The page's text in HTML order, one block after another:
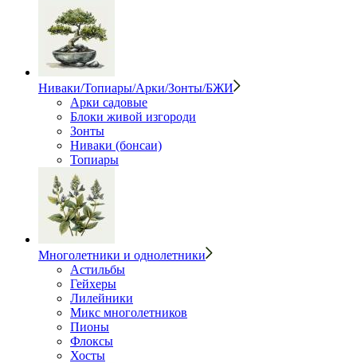
Ниваки/Топиары/Арки/Зонты/БЖИ
Арки садовые
Блоки живой изгороди
Зонты
Ниваки (бонсаи)
Топиары
Многолетники и однолетники
Астильбы
Гейхеры
Лилейники
Микс многолетников
Пионы
Флоксы
Хосты